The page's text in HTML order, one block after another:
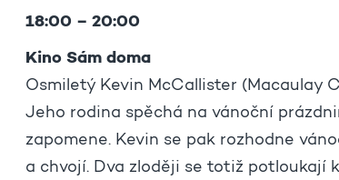
18:00 – 20:00
Kino Sám doma
Osmiletý Kevin McCallister (Macaulay
Jeho rodina spěchá na vánoční
zapomene. Kevin se pak rozhodne
a chvojí. Dva zloději se totiž potloukají